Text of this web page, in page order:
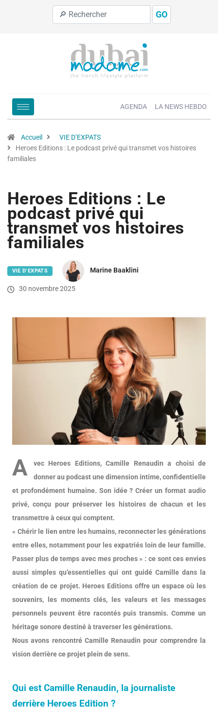
GO
AGENDA LA NEWS HEBDO
Accueil
VIE D’EXPATS
Heroes Editions : Le podcast privé qui transmet vos histoires
familiales
Heroes Editions : Le
podcast privé qui
transmet vos histoires
familiales
VIE D’EXPATS Marine Baaklini
30 novembre 2025
A
vec Heroes Editions, Camille Renaudin a choisi de
donner au podcast une dimension intime, confidentielle
et profondément humaine. Son idée ? Créer un format audio
privé, conçu pour préserver les histoires de chacun et les
transmettre à ceux qui comptent.
« Chérir le lien entre les humains, reconnecter les générations
entre elles, notamment pour les expatriés loin de leur famille.
Passer plus de temps avec mes proches » : ce sont ces envies
aussi simples qu’essentielles qui ont guidé Camille dans la
création de ce projet. Heroes Editions offre un espace où les
souvenirs, les moments clés, les valeurs et les messages
personnels peuvent être racontés puis transmis. Comme un
héritage sonore destiné à traverser les générations.
Nous avons rencontré Camille Renaudin pour comprendre la
vision derrière ce projet plein de sens.
Qui est Camille Renaudin, la journaliste
derrière Heroes Edition ?